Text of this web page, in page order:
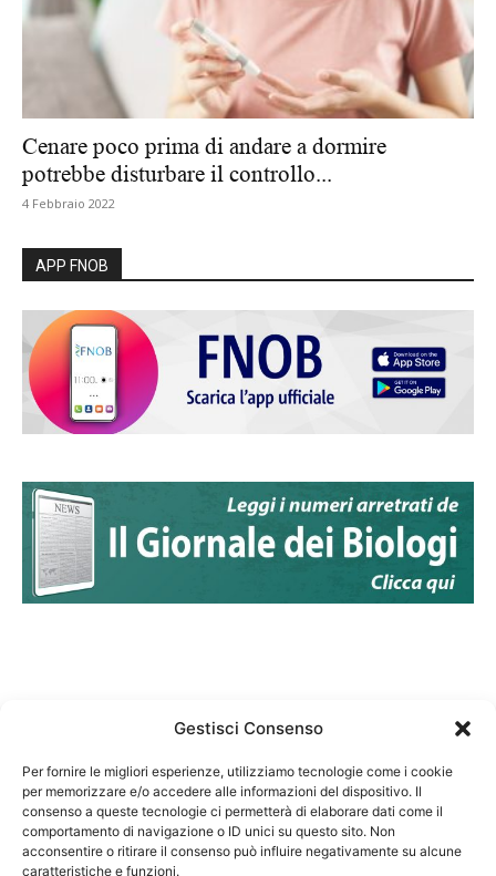
Gestisci Consenso
Per fornire le migliori esperienze, utilizziamo tecnologie come i cookie
per memorizzare e/o accedere alle informazioni del dispositivo. Il
consenso a queste tecnologie ci permetterà di elaborare dati come il
comportamento di navigazione o ID unici su questo sito. Non
acconsentire o ritirare il consenso può influire negativamente su alcune
caratteristiche e funzioni.
Cenare poco prima di andare a dormire
potrebbe disturbare il controllo...
4 Febbraio 2022
APP FNOB
Federazione Nazionale Degli Ordini dei Biologi:
codice fiscale 80069130583
Responsabile sito internet www.fnob.it: Vincenzo